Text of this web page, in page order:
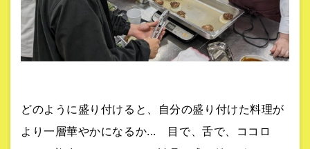
どのように盛り付けると、自分の盛り付けた料理が
より一層華やかになるか... 目で、舌で、ココロ